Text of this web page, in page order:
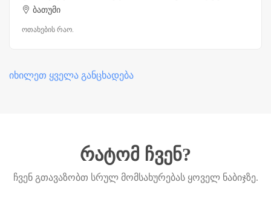
ბათუმი
ოთახების რაო.
იხილეთ ყველა განცხადება
რატომ ჩვენ?
ჩვენ გთავაზობთ სრულ მომსახურებას ყოველ ნაბიჯზე.